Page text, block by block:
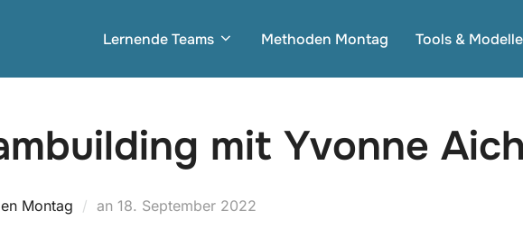
Lernende Teams Methoden Montag Tools & Modelle
mit Yvonne
Montag an Veröffentlicht
18. September 2022